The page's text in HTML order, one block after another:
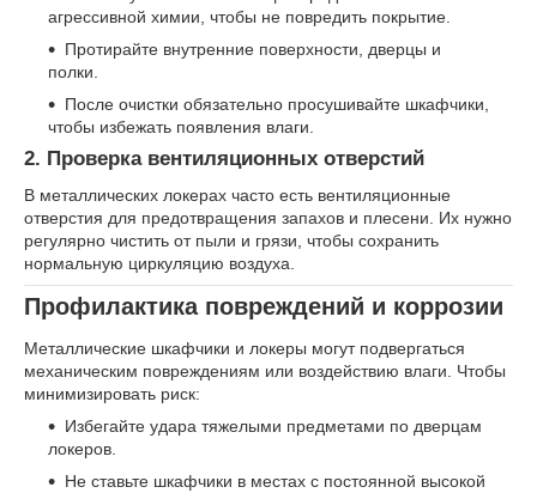
агрессивной химии, чтобы не повредить покрытие.
Протирайте внутренние поверхности, дверцы и
полки.
После очистки обязательно просушивайте шкафчики,
чтобы избежать появления влаги.
2. Проверка вентиляционных отверстий
В металлических локерах часто есть вентиляционные
отверстия для предотвращения запахов и плесени. Их нужно
регулярно чистить от пыли и грязи, чтобы сохранить
нормальную циркуляцию воздуха.
Профилактика повреждений и коррозии
Металлические шкафчики и локеры могут подвергаться
механическим повреждениям или воздействию влаги. Чтобы
минимизировать риск:
Избегайте удара тяжелыми предметами по дверцам
локеров.
Не ставьте шкафчики в местах с постоянной высокой